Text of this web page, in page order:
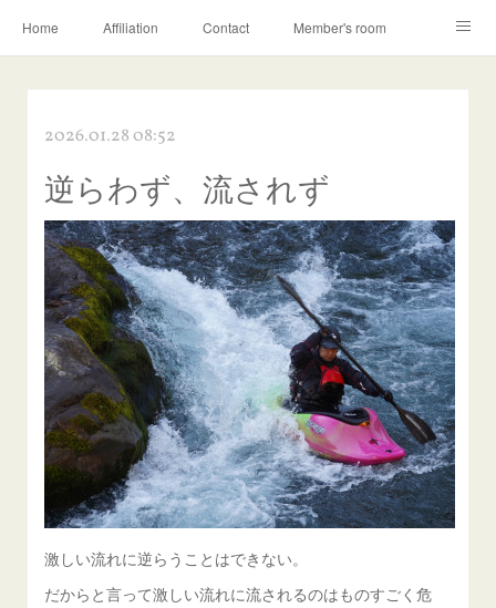
Home Affiliation Contact Member's room
2026.01.28 08:52
逆らわず、流されず
激しい流れに逆らうことはできない。
だからと言って激しい流れに流されるのはものすごく危